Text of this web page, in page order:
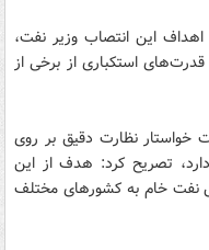
اهداف این انتصاب وزیر نفت،
استکباری از برخی از
خواستار نظارت دقیق بر روی
تصریح کرد: هدف از این
نفت خام به کشورهای مختلف